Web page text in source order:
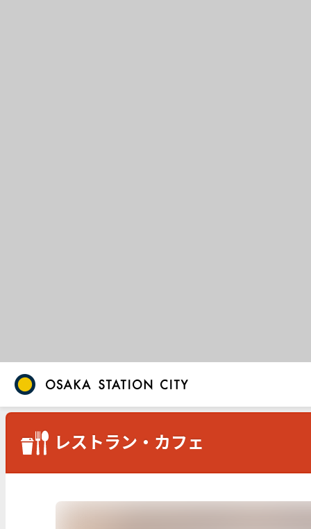
レストラン・カフェ